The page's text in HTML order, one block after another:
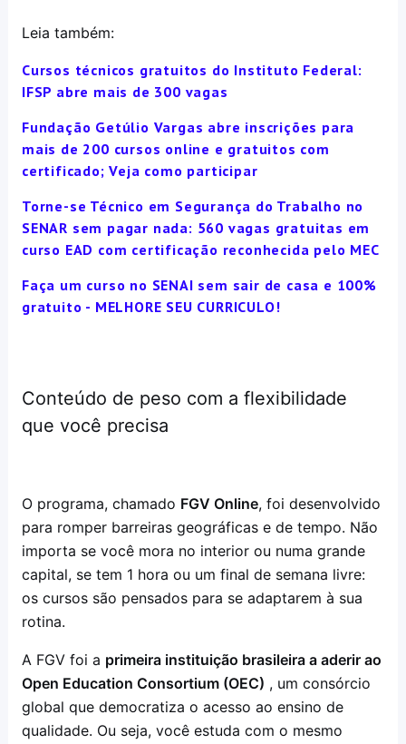
Leia também:
Cursos técnicos gratuitos do Instituto Federal:
IFSP abre mais de 300 vagas
Fundação Getúlio Vargas abre inscrições para
mais de 200 cursos online e gratuitos com
certificado; Veja como participar
Torne-se Técnico em Segurança do Trabalho no
SENAR sem pagar nada: 560 vagas gratuitas em
curso EAD com certificação reconhecida pelo MEC
Faça um curso no SENAI sem sair de casa e 100%
gratuito - MELHORE SEU CURRICULO!
Conteúdo de peso com a flexibilidade
que você precisa
O programa, chamado FGV Online, foi desenvolvido
para romper barreiras geográficas e de tempo. Não
importa se você mora no interior ou numa grande
capital, se tem 1 hora ou um final de semana livre:
os cursos são pensados para se adaptarem à sua
rotina.
A FGV foi a primeira instituição brasileira a aderir ao
Open Education Consortium (OEC) , um consórcio
global que democratiza o acesso ao ensino de
qualidade. Ou seja, você estuda com o mesmo